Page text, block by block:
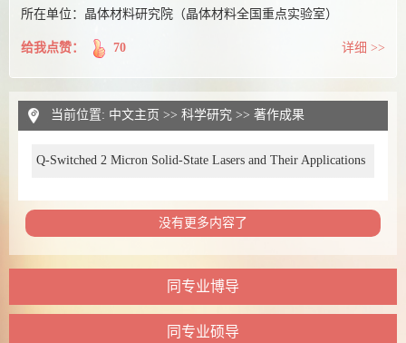
所在单位：晶体材料研究院（晶体材料全国重点实验室）
给我点赞： 70 详细 >>
当前位置: 中文主页 >> 科学研究 >> 著作成果
Q-Switched 2 Micron Solid-State Lasers and Their Applications
没有更多内容了
同专业博导
同专业硕导